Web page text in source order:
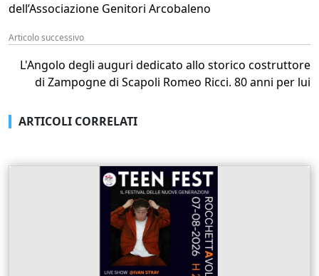
dell’Associazione Genitori Arcobaleno
Articolo successivo
L'Angolo degli auguri dedicato allo storico costruttore
di Zampogne di Scapoli Romeo Ricci. 80 anni per lui
ARTICOLI CORRELATI